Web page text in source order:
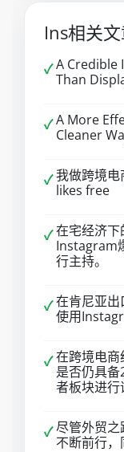
Ins相关
✓A Credible
Than
✓A More
Cleaner
✓我做跨境
likes free
✓在宅经济
Instagram
行主持。
✓在肯尼亚
使用
✓在跨境电
是否仍具
者板块进行
✓尽管外贸
不断前行，